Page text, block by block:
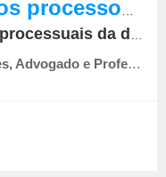
nos processos de direito...
Paulo de Tarso da Cruz Domingues, Advogado e Professor na Faculdade de Direito da Univ. do Porto